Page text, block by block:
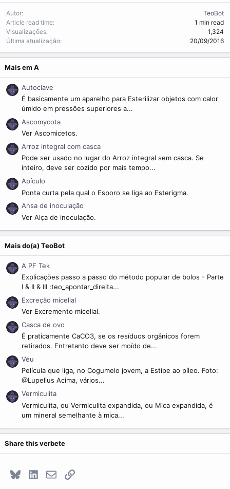
Autor
TeoBot
Article read time
1 min read
Visualizações
1,324
Última atualização
20/09/2016
Mais em A
Autoclave
É basicamente um aparelho para Esterilizar objetos com calor
úmido em pressões superiores a...
Ascomycota
Ver Ascomicetos.
Arroz integral com casca
Pode ser usado no lugar do Arroz integral sem casca. Se
inteiro, deve ser cozido por mais tempo...
Apículo
Ponta curta pela qual o Esporo se liga ao Esterigma.
Ansa de inoculação
Ver Alça de inoculação.
Mais do(a) TeoBot
A PF Tek
Explicações passo a passo do método popular de bolos - Parte
I & II & III :teo_apontar_direita...
Excreção micelial
Ver Excremento micelial.
Casca de ovo
É praticamente CaCO3, se os resíduos orgânicos forem
retirados. Entretanto deve ser moído de...
Véu
Película que liga, no Cogumelo jovem, a Estipe ao píleo. Foto:
@Lupelius Acima, vários...
Vermiculita
Vermiculita, ou Vermiculita expandida, ou Mica expandida, é
um mineral semelhante à mica...
Share this verbete
Bluesky LinkedInE-mailLink